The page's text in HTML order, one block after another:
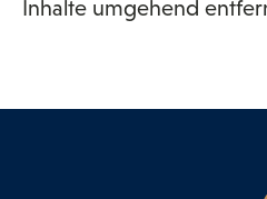
Inhalte umgehend